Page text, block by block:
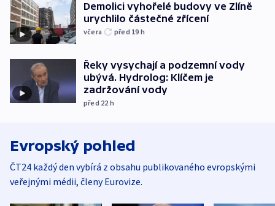
Demolici vyhořelé budovy ve Zlíně
urychlilo částečné zřícení
včera před 19 h
Řeky vysychají a podzemní vody
ubývá. Hydrolog: Klíčem je
zadržování vody
před 22 h
Evropský pohled
ČT24 každý den vybírá z obsahu publikovaného evropskými
veřejnými médii, členy Eurovize.